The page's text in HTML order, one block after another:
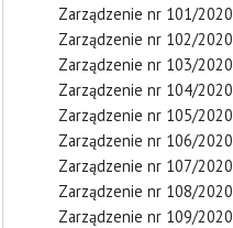
Zarządzenie nr 101/2020
Zarządzenie nr 102/2020
Zarządzenie nr 103/2020
Zarządzenie nr 104/2020
Zarządzenie nr 105/2020
Zarządzenie nr 106/2020
Zarządzenie nr 107/2020
Zarządzenie nr 108/2020
Zarządzenie nr 109/2020